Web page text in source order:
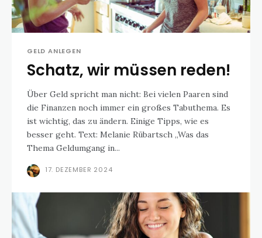
GELD ANLEGEN
Schatz, wir müssen reden!
Über Geld spricht man nicht: Bei vielen Paaren sind
die Finanzen noch immer ein großes Tabuthema. Es
ist wichtig, das zu ändern. Einige Tipps, wie es
besser geht. Text: Melanie Rübartsch „Was das
Thema Geldumgang in...
17. DEZEMBER 2024